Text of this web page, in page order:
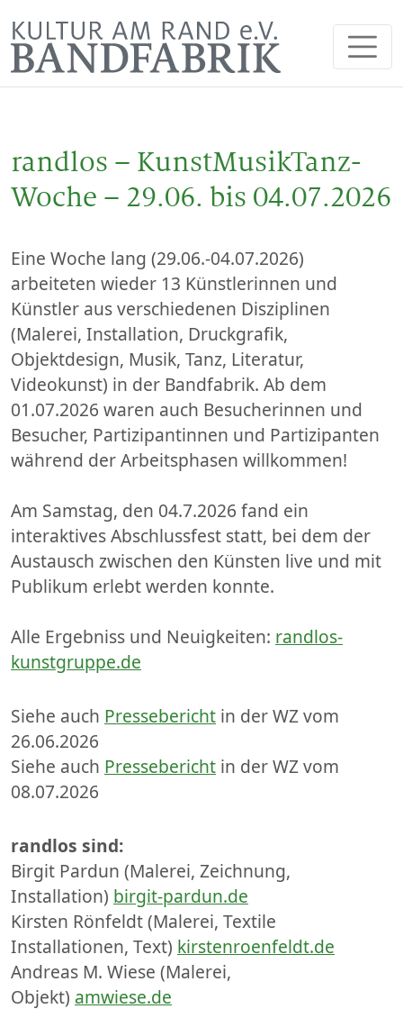
randlos – KunstMusikTanz-
Woche – 29.06. bis 04.07.2026
Eine Woche lang (29.06.-04.07.2026)
arbeiteten wieder 13 Künstlerinnen und
Künstler aus verschiedenen Disziplinen
(Malerei, Installation, Druckgrafik,
Objektdesign, Musik, Tanz, Literatur,
Videokunst) in der Bandfabrik. Ab dem
01.07.2026 waren auch Besucherinnen und
Besucher, Partizipantinnen und Partizipanten
während der Arbeitsphasen willkommen!
Am Samstag, den 04.7.2026 fand ein
interaktives Abschlussfest statt, bei dem der
Austausch zwischen den Künsten live und mit
Publikum erlebt werden konnte.
Alle Ergebniss und Neuigkeiten: randlos-
kunstgruppe.de
Siehe auch Pressebericht in der WZ vom
26.06.2026
Siehe auch Pressebericht in der WZ vom
08.07.2026
randlos sind:
Birgit Pardun (Malerei, Zeichnung,
Installation) birgit-pardun.de
Kirsten Rönfeldt (Malerei, Textile
Installationen, Text) kirstenroenfeldt.de
Andreas M. Wiese (Malerei,
Objekt) amwiese.de